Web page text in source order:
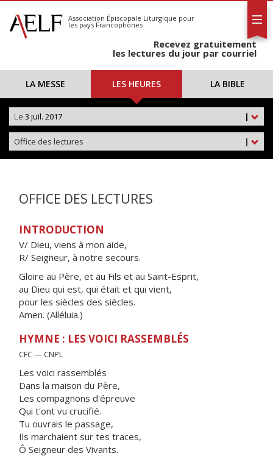
S'abonner
Calendrier
Association Épiscopale Liturgique pour
les pays Francophones
Recevez gratuitement
les lectures du jour par courriel
LA MESSE LES HEURES LA BIBLE
|
Le 3 juil. 2017
|
Office des lectures
OFFICE DES LECTURES
INTRODUCTION
V/ Dieu, viens à mon aide,
R/ Seigneur, à notre secours.
Gloire au Père, et au Fils et au Saint-Esprit,
au Dieu qui est, qui était et qui vient,
pour les siècles des siècles.
Amen. (Alléluia.)
HYMNE : LES VOICI RASSEMBLÉS
CFC — CNPL
Les voici rassemblés
Dans la maison du Père,
Les compagnons d'épreuve
Qui t'ont vu crucifié.
Tu ouvrais le passage,
Ils marchaient sur tes traces,
Ô Seigneur des Vivants.